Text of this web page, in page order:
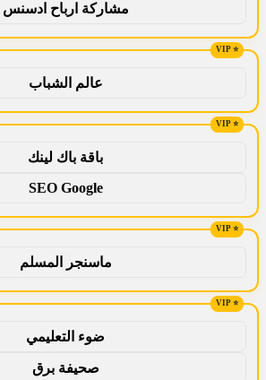
مشاركة ارباح ادسنس
عالم الشباب
باقة باك لينك
SEO Google
ماسنجر المسلم
ضوء التعليمي
صحيفة برق